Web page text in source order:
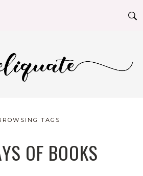
TAGS
OF BOOKS